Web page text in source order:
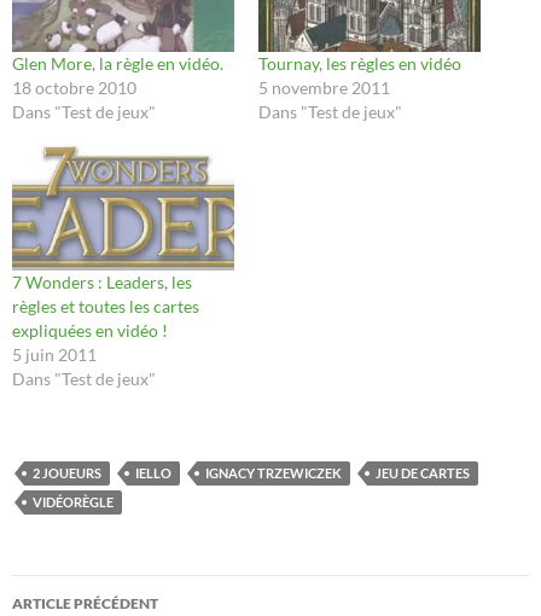
Glen More, la règle en vidéo.
18 octobre 2010
Dans "Test de jeux"
Tournay, les règles en vidéo
5 novembre 2011
Dans "Test de jeux"
7 Wonders : Leaders, les
règles et toutes les cartes
expliquées en vidéo !
5 juin 2011
Dans "Test de jeux"
2 JOUEURS IELLO IGNACY TRZEWICZEK
JEU DE CARTES
VIDÉORÈGLE
Navigation
ARTICLE PRÉCÉDENT